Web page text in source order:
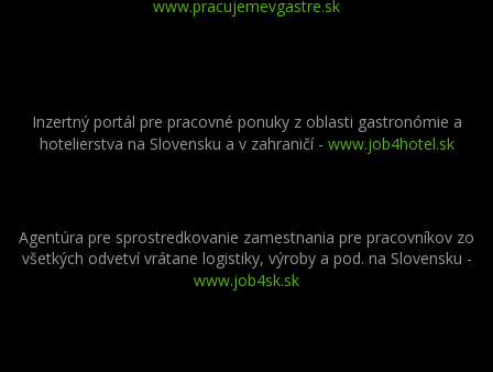
www.pracujemevgastre.sk
Inzertný portál pre pracovné ponuky z oblasti gastronómie a
hotelierstva na Slovensku a v zahraničí - www.job4hotel.sk
Agentúra pre sprostredkovanie zamestnania pre pracovníkov zo
všetkých odvetví vrátane logistiky, výroby a pod. na Slovensku -
www.job4sk.sk